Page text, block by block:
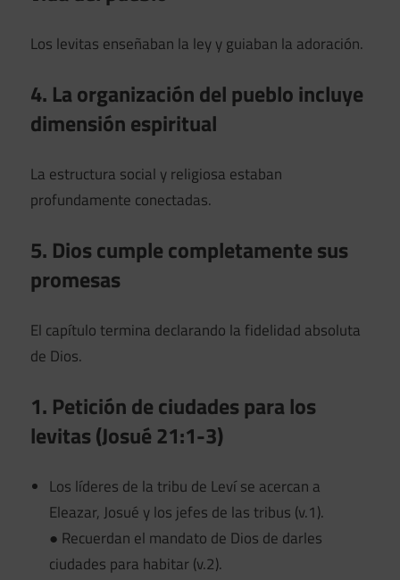
Los levitas enseñaban la ley y guiaban la adoración.
4. La organización del pueblo incluye
dimensión espiritual
La estructura social y religiosa estaban
profundamente conectadas.
5. Dios cumple completamente sus
promesas
El capítulo termina declarando la fidelidad absoluta
de Dios.
1. Petición de ciudades para los
levitas (Josué 21:1-3)
Los líderes de la tribu de Leví se acercan a
Eleazar, Josué y los jefes de las tribus (v.1).
● Recuerdan el mandato de Dios de darles
ciudades para habitar (v.2).